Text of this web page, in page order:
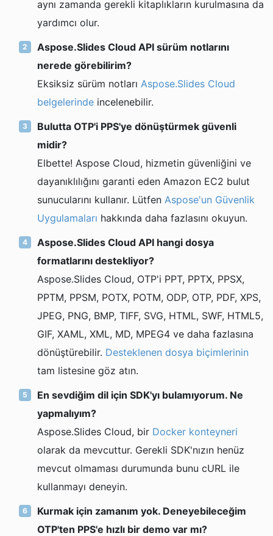
aynı zamanda gerekli kitaplıkların kurulmasına da
yardımcı olur.
Aspose.Slides Cloud API sürüm notlarını
nerede görebilirim?
Eksiksiz sürüm notları Aspose.Slides Cloud
belgelerinde incelenebilir.
Bulutta OTP'i PPS'ye dönüştürmek güvenli
midir?
Elbette! Aspose Cloud, hizmetin güvenliğini ve
dayanıklılığını garanti eden Amazon EC2 bulut
sunucularını kullanır. Lütfen Aspose'un Güvenlik
Uygulamaları hakkında daha fazlasını okuyun.
Aspose.Slides Cloud API hangi dosya
formatlarını destekliyor?
Aspose.Slides Cloud, OTP'i PPT, PPTX, PPSX,
PPTM, PPSM, POTX, POTM, ODP, OTP, PDF, XPS,
JPEG, PNG, BMP, TIFF, SVG, HTML, SWF, HTML5,
GIF, XAML, XML, MD, MPEG4 ve daha fazlasına
dönüştürebilir. Desteklenen dosya biçimlerinin
tam listesine göz atın.
En sevdiğim dil için SDK'yı bulamıyorum. Ne
yapmalıyım?
Aspose.Slides Cloud, bir Docker konteyneri
olarak da mevcuttur. Gerekli SDK'nızın henüz
mevcut olmaması durumunda bunu cURL ile
kullanmayı deneyin.
Kurmak için zamanım yok. Deneyebileceğim
OTP'ten PPS'e hızlı bir demo var mı?